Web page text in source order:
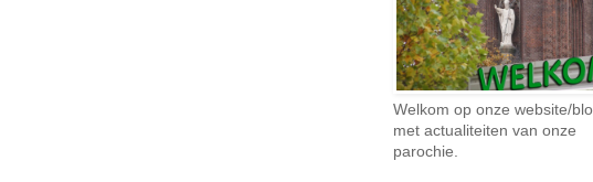
Welkom op onze website/
met actualiteiten van onze
parochie.